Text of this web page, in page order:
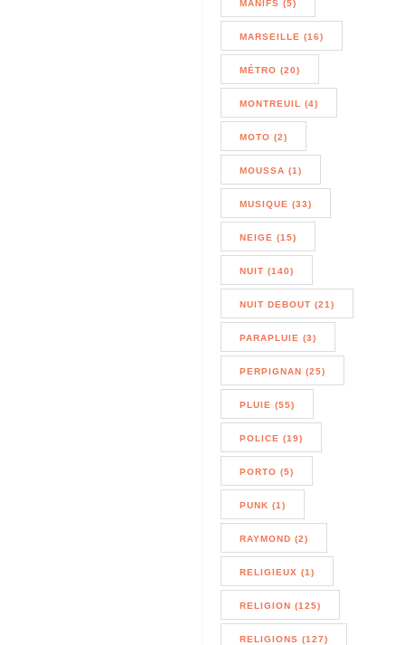
MANIFS (5)
MARSEILLE (16)
MÉTRO (20)
MONTREUIL (4)
MOTO (2)
MOUSSA (1)
MUSIQUE (33)
NEIGE (15)
NUIT (140)
NUIT DEBOUT (21)
PARAPLUIE (3)
PERPIGNAN (25)
PLUIE (55)
POLICE (19)
PORTO (5)
PUNK (1)
RAYMOND (2)
RELIGIEUX (1)
RELIGION (125)
RELIGIONS (127)